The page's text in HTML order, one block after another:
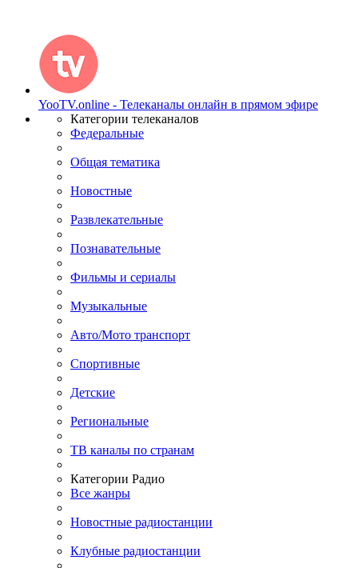
YooTV.online - Телеканалы онлайн в прямом эфире
Категории телеканалов
Федеральные
Общая тематика
Новостные
Развлекательные
Познавательные
Фильмы и сериалы
Музыкальные
Авто/Мото транспорт
Спортивные
Детские
Региональные
ТВ каналы по странам
Категории Радио
Все жанры
Новостные радиостанции
Клубные радиостанции